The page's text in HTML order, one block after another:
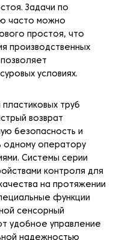
Задачи по
часто можно
простоя, что
производственных
условиях.
труб
возврат
безопасность и
одному оператору
Системы серии
контроля для
на протяжении
функции
сенсорный
удобное управление
надежностью